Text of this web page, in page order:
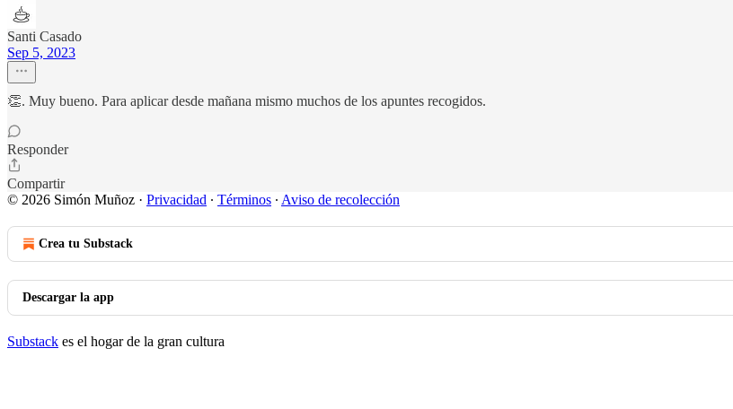
Santi Casado
Sep 5, 2023
👏. Muy bueno. Para aplicar desde mañana mismo muchos de los apuntes recogidos.
Responder
Compartir
© 2026 Simón Muñoz · Privacidad ∙ Términos ∙ Aviso de recolección
Crea tu Substack
Descargar la app
Substack es el hogar de la gran cultura